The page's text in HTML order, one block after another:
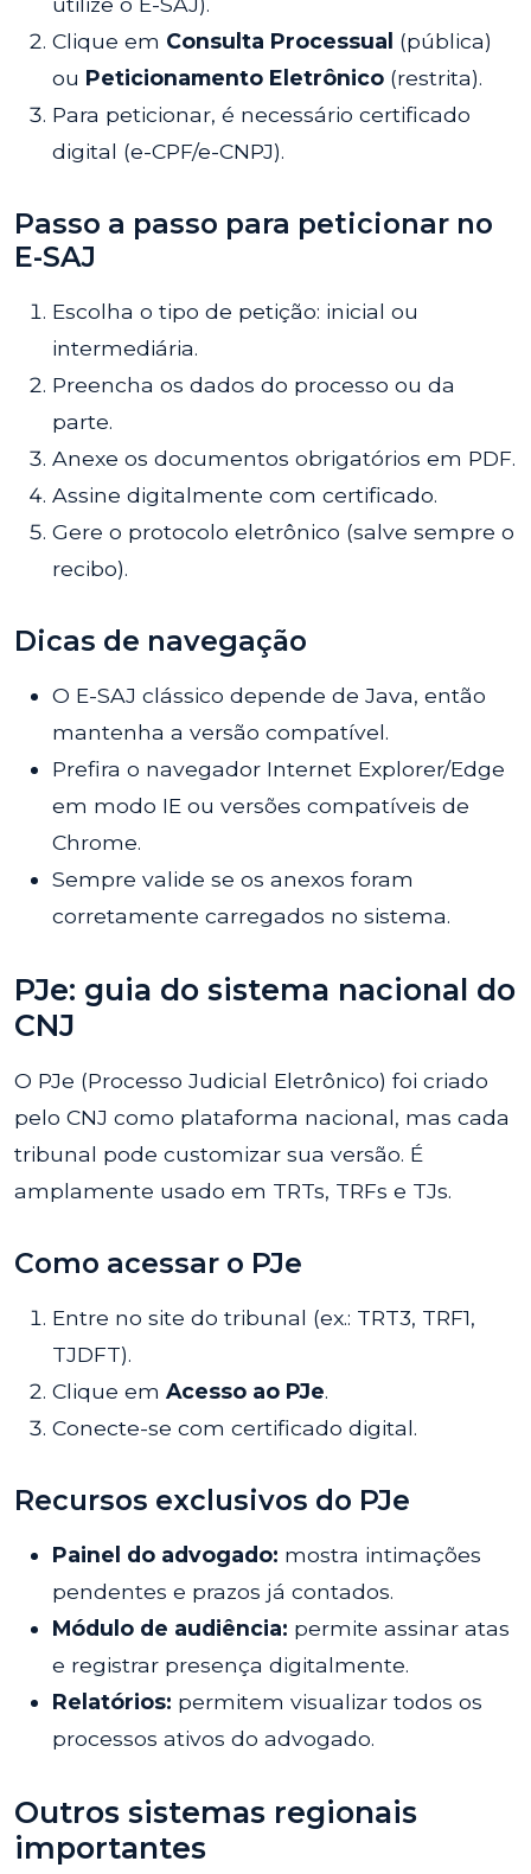
Clique em Consulta Processual (pública)
ou Peticionamento Eletrônico (restrita).
Para peticionar, é necessário certificado
digital (e-CPF/e-CNPJ).
Passo a passo para peticionar no
E-SAJ
Escolha o tipo de petição: inicial ou
intermediária.
Preencha os dados do processo ou da
parte.
Anexe os documentos obrigatórios em PDF.
Assine digitalmente com certificado.
Gere o protocolo eletrônico (salve sempre o
recibo).
Dicas de navegação
O E-SAJ clássico depende de Java, então
mantenha a versão compatível.
Prefira o navegador Internet Explorer/Edge
em modo IE ou versões compatíveis de
Chrome.
Sempre valide se os anexos foram
corretamente carregados no sistema.
PJe: guia do sistema nacional do
CNJ
O PJe (Processo Judicial Eletrônico) foi criado
pelo CNJ como plataforma nacional, mas cada
tribunal pode customizar sua versão. É
amplamente usado em TRTs, TRFs e TJs.
Como acessar o PJe
Entre no site do tribunal (ex.: TRT3, TRF1,
TJDFT).
Clique em Acesso ao PJe.
Conecte-se com certificado digital.
Recursos exclusivos do PJe
Painel do advogado: mostra intimações
pendentes e prazos já contados.
Módulo de audiência: permite assinar atas
e registrar presença digitalmente.
Relatórios: permitem visualizar todos os
processos ativos do advogado.
Outros sistemas regionais
importantes